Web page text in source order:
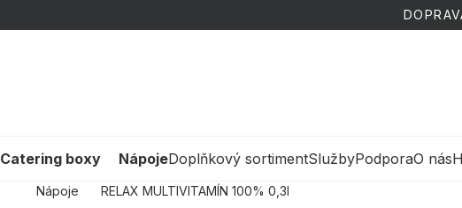
na
Catering boxy NápojeDoplňkový sortimentSlužbyPodporaO nás
Nápoje RELAX MULTIVITAMÍN 100% 0,3l